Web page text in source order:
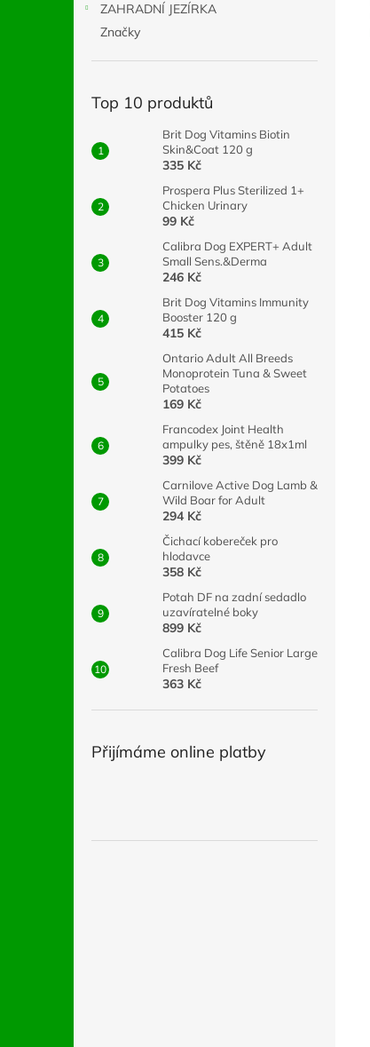
ZAHRADNÍ JEZÍRKA
Značky
Top 10 produktů
Brit Dog Vitamins Biotin
Skin&Coat 120 g
335 Kč
Prospera Plus Sterilized 1+
Chicken Urinary
99 Kč
Calibra Dog EXPERT+ Adult
Small Sens.&Derma
246 Kč
Brit Dog Vitamins Immunity
Booster 120 g
415 Kč
Ontario Adult All Breeds
Monoprotein Tuna & Sweet
Potatoes
169 Kč
Francodex Joint Health
ampulky pes, štěně 18x1ml
399 Kč
Carnilove Active Dog Lamb &
Wild Boar for Adult
294 Kč
Čichací kobereček pro
hlodavce
358 Kč
Potah DF na zadní sedadlo
uzavíratelné boky
899 Kč
Calibra Dog Life Senior Large
Fresh Beef
363 Kč
Přijímáme online platby